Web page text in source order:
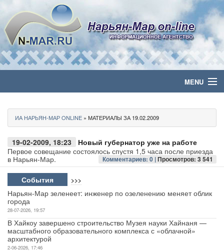
MENU
Политика
Бизнес
Общество
Культура
Медиа
Авто
ИА НАРЬЯН-МАР ONLINE » МАТЕРИАЛЫ ЗА 19.02.2009
19-02-2009, 18:23
Новый губернатор уже на работе
Первое совещание состоялось спустя 1,5 часа после приезда
в Нарьян-Мар.
Комментариев: 0 |Просмотров: 3 541
События >>>
Нарьян-Мар зеленеет: инженер по озеленению меняет облик
города
28-07-2026, 19:57
В Хайкоу завершено строительство Музея науки Хайнаня —
масштабного образовательного комплекса с «облачной»
архитектурой
2-06-2026, 17:46